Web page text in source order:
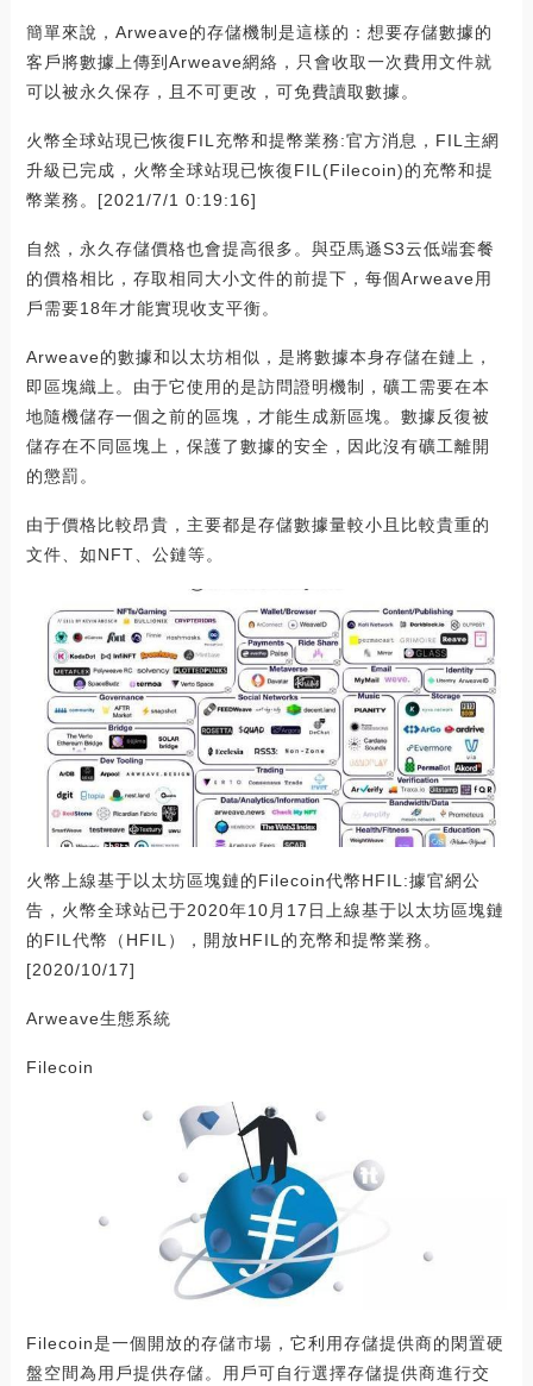
簡單來說，Arweave的存儲機制是這樣的：想要存儲數據的
客戶將數據上傳到Arweave網絡，只會收取一次費用文件就
可以被永久保存，且不可更改，可免費讀取數據。
火幣全球站現已恢復FIL充幣和提幣業務:官方消息，FIL主網
升級已完成，火幣全球站現已恢復FIL(Filecoin)的充幣和提
幣業務。[2021/7/1 0:19:16]
自然，永久存儲價格也會提高很多。與亞馬遜S3云低端套餐
的價格相比，存取相同大小文件的前提下，每個Arweave用
戶需要18年才能實現收支平衡。
Arweave的數據和以太坊相似，是將數據本身存儲在鏈上，
即區塊織上。由于它使用的是訪問證明機制，礦工需要在本
地隨機儲存一個之前的區塊，才能生成新區塊。數據反復被
儲存在不同區塊上，保護了數據的安全，因此沒有礦工離開
的懲罰。
由于價格比較昂貴，主要都是存儲數據量較小且比較貴重的
文件、如NFT、公鏈等。
火幣上線基于以太坊區塊鏈的Filecoin代幣HFIL:據官網公
告，火幣全球站已于2020年10月17日上線基于以太坊區塊鏈
的FIL代幣（HFIL），開放HFIL的充幣和提幣業務。
[2020/10/17]
Arweave生態系統
Filecoin
Filecoin是一個開放的存儲市場，它利用存儲提供商的閑置硬
盤空間為用戶提供存儲。用戶可自行選擇存儲提供商進行交